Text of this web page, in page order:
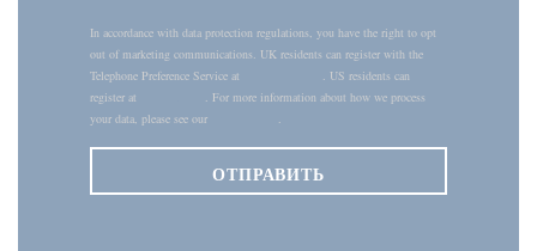
In accordance with data protection regulations, you have the right to opt
out of marketing communications. UK residents can register with the
Telephone Preference Service at
. US residents can
register at
. For more information about how we process
your data, please see our
.